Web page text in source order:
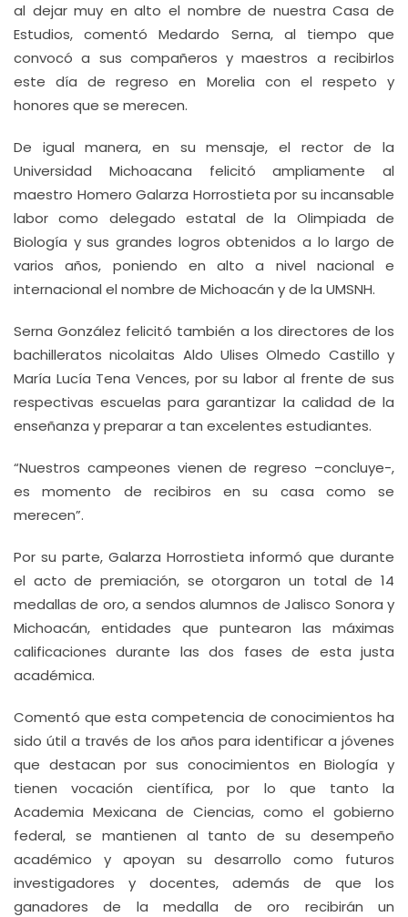
al dejar muy en alto el nombre de nuestra Casa de
Estudios, comentó Medardo Serna, al tiempo que
convocó a sus compañeros y maestros a recibirlos
este día de regreso en Morelia con el respeto y
honores que se merecen.
De igual manera, en su mensaje, el rector de la
Universidad Michoacana felicitó ampliamente al
maestro Homero Galarza Horrostieta por su incansable
labor como delegado estatal de la Olimpiada de
Biología y sus grandes logros obtenidos a lo largo de
varios años, poniendo en alto a nivel nacional e
internacional el nombre de Michoacán y de la UMSNH.
Serna González felicitó también a los directores de los
bachilleratos nicolaitas Aldo Ulises Olmedo Castillo y
María Lucía Tena Vences, por su labor al frente de sus
respectivas escuelas para garantizar la calidad de la
enseñanza y preparar a tan excelentes estudiantes.
“Nuestros campeones vienen de regreso –concluye-,
es momento de recibiros en su casa como se
merecen”.
Por su parte, Galarza Horrostieta informó que durante
el acto de premiación, se otorgaron un total de 14
medallas de oro, a sendos alumnos de Jalisco Sonora y
Michoacán, entidades que puntearon las máximas
calificaciones durante las dos fases de esta justa
académica.
Comentó que esta competencia de conocimientos ha
sido útil a través de los años para identificar a jóvenes
que destacan por sus conocimientos en Biología y
tienen vocación científica, por lo que tanto la
Academia Mexicana de Ciencias, como el gobierno
federal, se mantienen al tanto de su desempeño
académico y apoyan su desarrollo como futuros
investigadores y docentes, además de que los
ganadores de la medalla de oro recibirán un